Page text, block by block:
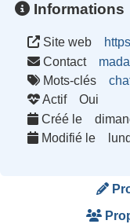
Informations
Site web
Contact
Mots-clés
Actif
Oui
Créé le
Modifié le